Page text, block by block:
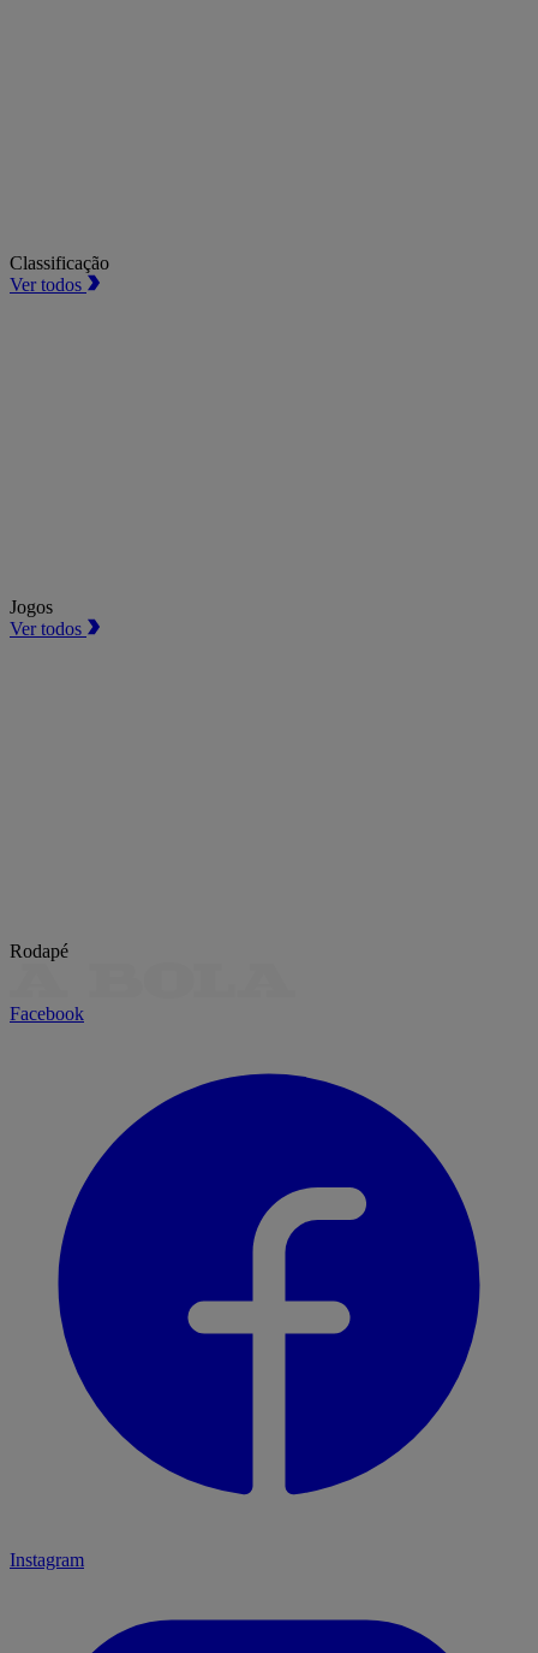
Classificação
Ver todos
Jogos
Ver todos
Rodapé
Facebook
Instagram